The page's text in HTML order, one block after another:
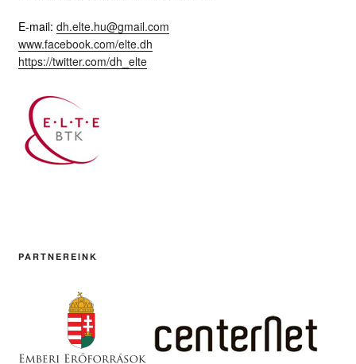
E-mail: dh.elte.hu@gmail.com
www.facebook.com/elte.dh
https://twitter.com/dh_elte
PARTNEREINK